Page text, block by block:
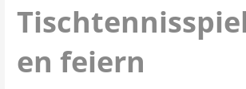
en feiern